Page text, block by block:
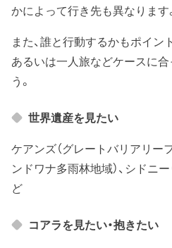
かによって行き先も異なります
また、誰と行動するかもポイン
あるいは一人旅などケースに
う。
世界遺産を見たい
ケアンズ（グレートバリアリー
ンドワナ多雨林地域）、シドニ
ど
コアラを見たい・抱きたい